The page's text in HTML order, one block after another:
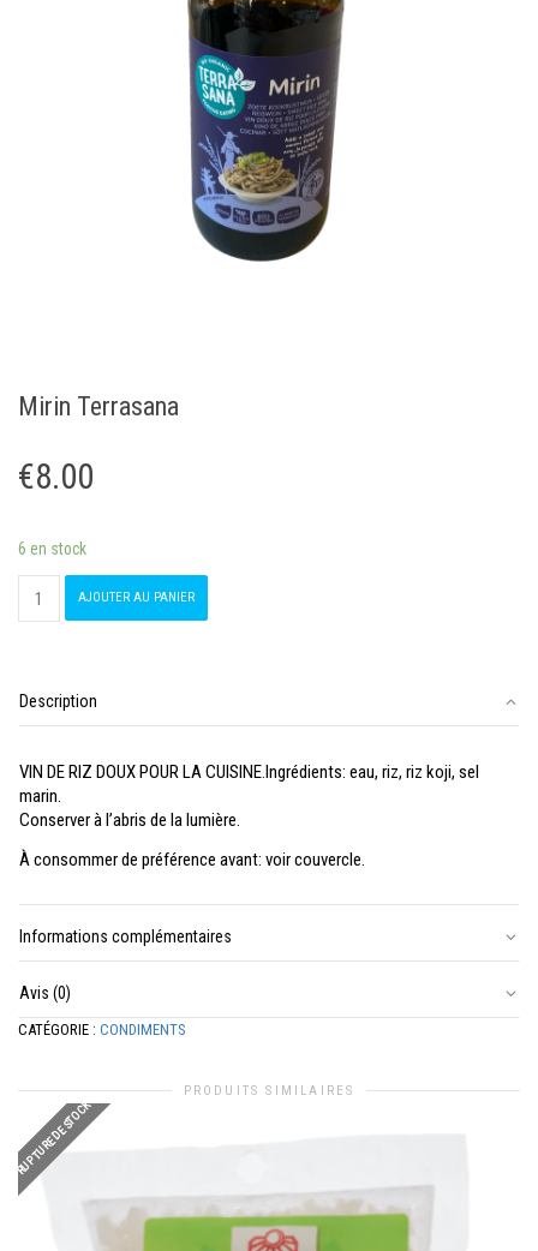
Mirin Terrasana
€8.00
6 en stock
AJOUTER AU PANIER
Description
VIN DE RIZ DOUX POUR LA CUISINE.Ingrédients: eau, riz, riz koji, sel
marin.
Conserver à l’abris de la lumière.
À consommer de préférence avant: voir couvercle.
Informations complémentaires
Avis (0)
CATÉGORIE : CONDIMENTS
PRODUITS SIMILAIRES
RUPTURE DE STOCK